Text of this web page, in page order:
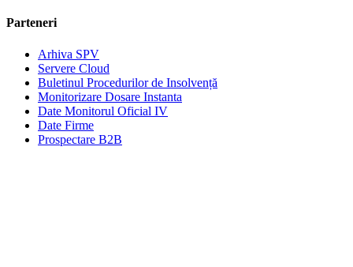
Parteneri
Arhiva SPV
Servere Cloud
Buletinul Procedurilor de Insolvență
Monitorizare Dosare Instanta
Date Monitorul Oficial IV
Date Firme
Prospectare B2B